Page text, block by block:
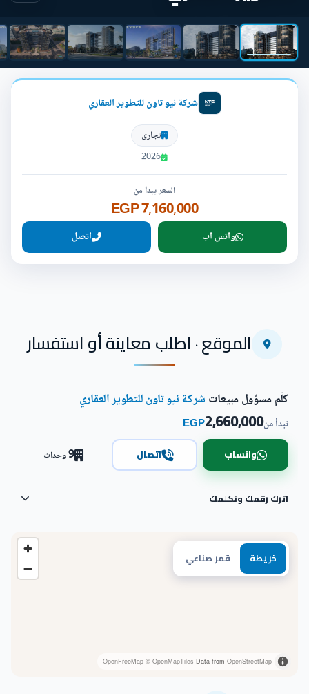
شركة نيو تاون للتطوير العقاري
تجارى
2026
السعر يبدأ من
7,160,000 EGP
واتس اب اتصل
الموقع · اطلب معاينة أو استفسار
خريطة قمر صناعي
OpenFreeMap © OpenMapTiles Data from OpenStreetMap
كلّم مسؤول مبيعات شركة نيو تاون للتطوير العقاري
تبدأ من2,660,000
EGP
واتساب اتصال 9وحدات
اترك رقمك ونكلمك